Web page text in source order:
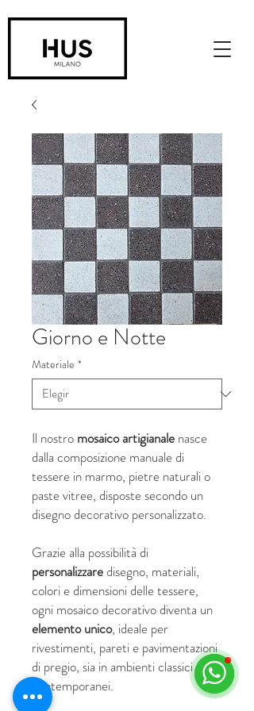
Giorno e Notte
Materiale *
Il nostro mosaico artigianale nasce
dalla composizione manuale di
tessere in marmo, pietre naturali o
paste vitree, disposte secondo un
disegno decorativo personalizzato.
Grazie alla possibilità di
personalizzaredisegno, materiali,
colori e dimensioni delle tessere,
ogni mosaico decorativo diventa un
elemento unico, ideale per
rivestimenti, pareti e pavimentazioni
di pregio, sia in ambienti classici che
contemporanei.